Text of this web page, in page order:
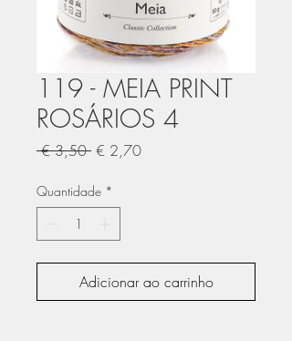
119 - MEIA PRINT
ROSÁRIOS 4
€ 3,50 Preço
€ 2,70Preço
Quantidade *
Adicionar ao carrinho